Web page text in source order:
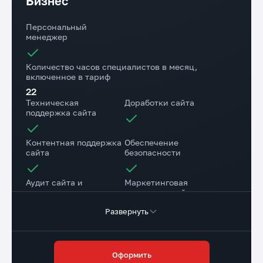
Время реакции на задачи
Обычные задачи - до 12 ч.
Срочные задачи - до 1 ч.
Персональный
менеджер
Количество часов специалистов в месяц,
включенное в тариф
22
Техническая
поддержка сайта
Доработки сайта
Контентная поддержка
сайта
Обеспечение
безопасности
Аудит сайта и
рекомендации
Маркетинговая
поддержка сайта
поддержка
Развернуть
Оформить